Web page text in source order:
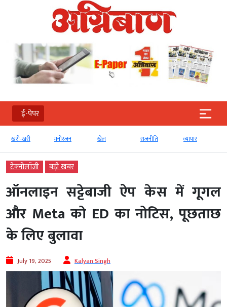
ई-पेपर
खरी-खरी मनोरंजन खेल राजनीति व्‍यापार
टेक्‍नोलॉजी बड़ी खबर
ऑनलाइन सट्टेबाजी ऐप केस में गूगल
और Meta को ED का नोटिस, पूछताछ
के लिए बुलावा
July 19, 2025 Kalyan Singh